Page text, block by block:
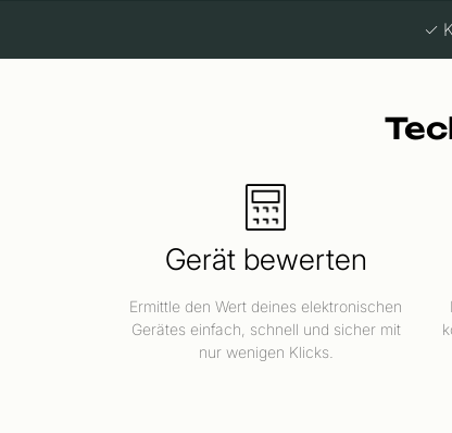
✓
Gerät bewerten
Ermittle den Wert deines elektronischen
Gerätes einfach, schnell und sicher mit
nur wenigen Klicks.